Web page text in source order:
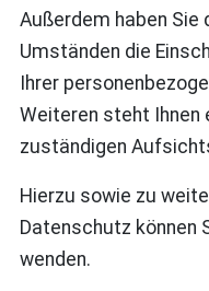
Außerdem haben
Umständen die
Ihrer
Weiteren steht Ihnen
zuständigen
Hierzu sowie zu
Datenschutz können
wenden.